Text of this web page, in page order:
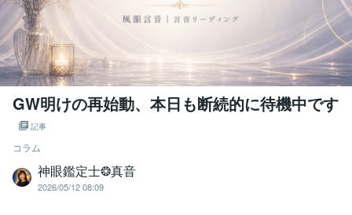
GW明けの再始動、本日も断続的に待機中です
記事
コラム
神眼鑑定士❂真音
2026/05/12 08:09